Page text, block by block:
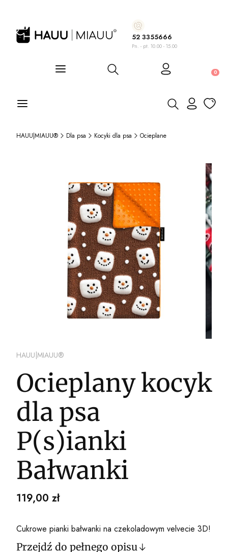
52 3355666
Pn. - pt. 10.00 - 15.00
Otwórz wyszukiwarkę
Otwórz
HAUU|MIAUU® Dla psa Kocyki dla psa Ocieplane
HAUU|MIAUU®
Ocieplany kocyk
dla psa
P(s)ianki
Bałwanki
Cena
119,00 zł
Cukrowe pianki bałwanki na czekoladowym velvecie 3D!
Przejdź do pełnego opisu